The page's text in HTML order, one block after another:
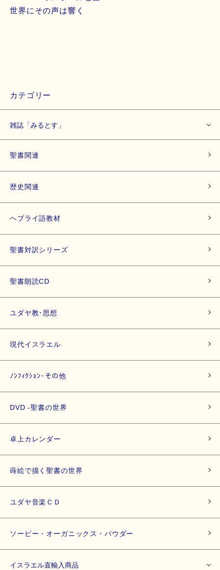
世界にその声は響く
カテゴリー
雑誌「みるとす」
聖書関連
歴史関連
ヘブライ語教材
聖書対訳シリーズ
聖書朗読CD
ユダヤ教･思想
現代イスラエル
ﾉﾝﾌｨｸｼｮﾝ･その他
DVD -聖書の世界
卓上カレンダー
蒔絵で描く聖書の世界
ユダヤ音楽ＣＤ
ソーピー・オーガニックス・パウダー
イスラエル直輸入商品